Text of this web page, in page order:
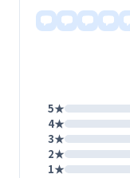
5★
4★
3★
2★
1★